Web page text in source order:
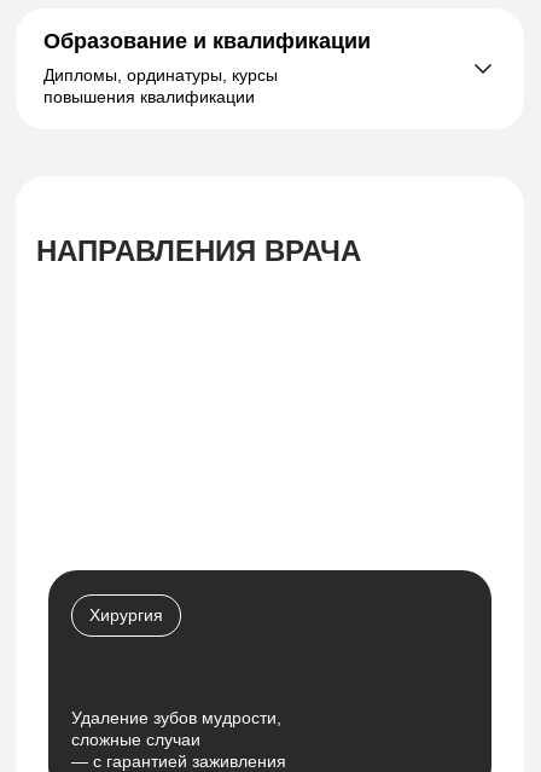
Дипломы, ординатуры, курсы
повышения квалификации
Образование и квалификации
Удаление зубов мудрости,
сложные случаи
— с гарантией заживления
Хирургия
НАПРАВЛЕНИЯ ВРАЧА